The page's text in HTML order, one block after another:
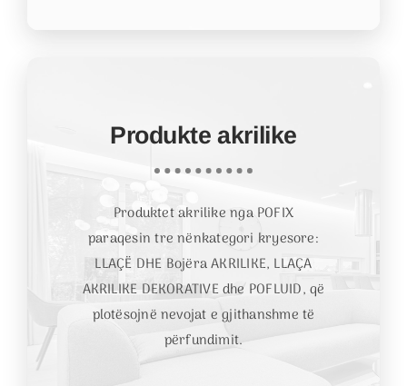
Produkte akrilike
Produktet akrilike nga POFIX
paraqesin tre nënkategori kryesore:
LLAÇË DHE Bojëra AKRILIKE, LLAÇA
AKRILIKE DEKORATIVE dhe POFLUID, që
plotësojnë nevojat e gjithanshme të
përfundimit.